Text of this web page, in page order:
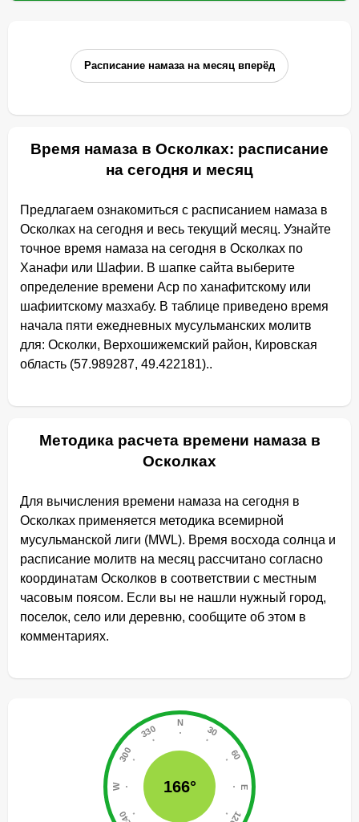
Расписание намаза на месяц вперёд
Время намаза в Осколках: расписание
на сегодня и месяц
Предлагаем ознакомиться с расписанием намаза в
Осколках на сегодня и весь текущий месяц. Узнайте
точное время намаза на сегодня в Осколках по
Ханафи или Шафии. В шапке сайта выберите
определение времени Аср по ханафитскому или
шафиитскому мазхабу. В таблице приведено время
начала пяти ежедневных мусульманских молитв
для: Осколки, Верхошижемский район, Кировская
область (57.989287, 49.422181)..
Методика расчета времени намаза в
Осколках
Для вычисления времени намаза на сегодня в
Осколках применяется методика всемирной
мусульманской лиги (MWL). Время восхода солнца и
расписание молитв на месяц рассчитано согласно
координатам Осколков в соответствии с местным
часовым поясом. Если вы не нашли нужный город,
поселок, село или деревню, сообщите об этом в
комментариях.
166°